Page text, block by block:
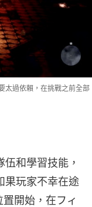
太過依賴，在挑戰之前全部
和學習技能，
果玩家不幸在途
開始，在フィ